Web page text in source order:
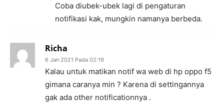
Coba diubek-ubek lagi di pengaturan
notifikasi kak, mungkin namanya berbeda.
Richa
6 Jan 2021 Pada 02:19
Kalau untuk matikan notif wa web di hp oppo f5
gimana caranya min ? Karena di settingannya
gak ada other notificationnya .